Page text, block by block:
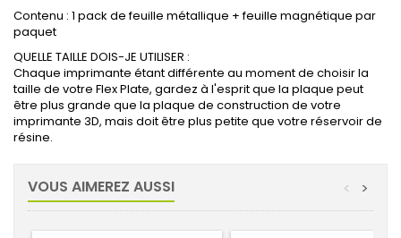
Contenu : 1 pack de feuille métallique + feuille magnétique par
paquet
QUELLE TAILLE DOIS-JE UTILISER :
Chaque imprimante étant différente au moment de choisir la
taille de votre Flex Plate, gardez à l'esprit que la plaque peut
être plus grande que la plaque de construction de votre
imprimante 3D, mais doit être plus petite que votre réservoir de
résine.
VOUS AIMEREZ AUSSI >
<